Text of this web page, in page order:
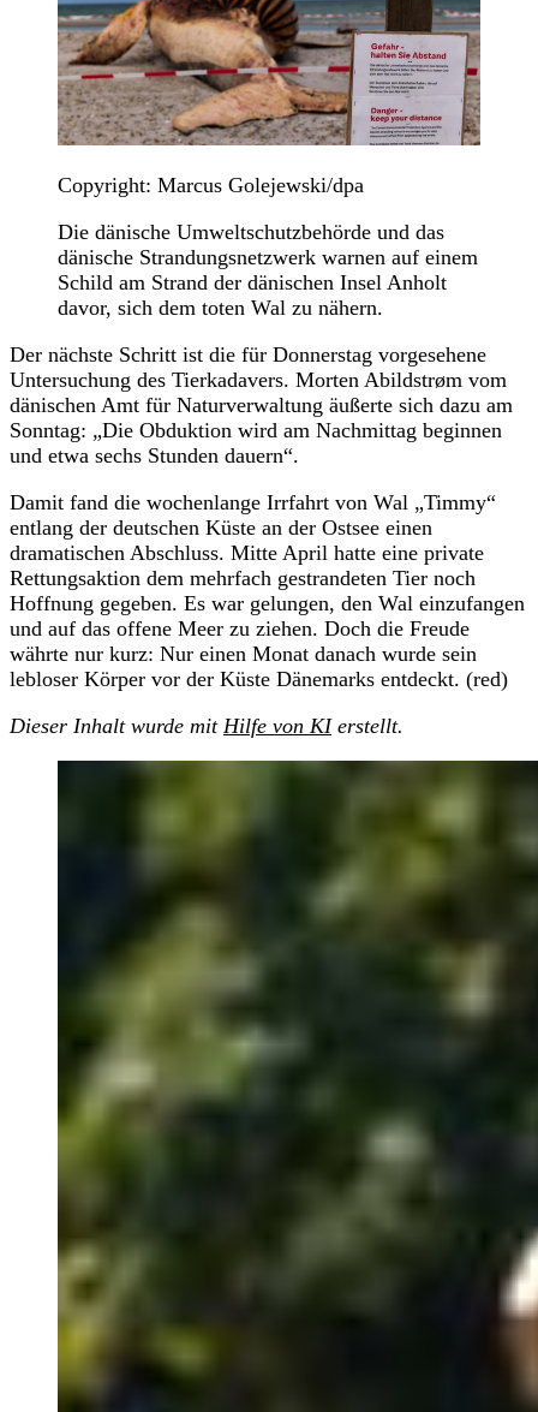
Copyright: Marcus Golejewski/dpa
Die dänische Umweltschutzbehörde und das
dänische Strandungsnetzwerk warnen auf einem
Schild am Strand der dänischen Insel Anholt
davor, sich dem toten Wal zu nähern.
Der nächste Schritt ist die für Donnerstag vorgesehene
Untersuchung des Tierkadavers. Morten Abildstrøm vom
dänischen Amt für Naturverwaltung äußerte sich dazu am
Sonntag: „Die Obduktion wird am Nachmittag beginnen
und etwa sechs Stunden dauern“.
Damit fand die wochenlange Irrfahrt von Wal „Timmy“
entlang der deutschen Küste an der Ostsee einen
dramatischen Abschluss. Mitte April hatte eine private
Rettungsaktion dem mehrfach gestrandeten Tier noch
Hoffnung gegeben. Es war gelungen, den Wal einzufangen
und auf das offene Meer zu ziehen. Doch die Freude
währte nur kurz: Nur einen Monat danach wurde sein
lebloser Körper vor der Küste Dänemarks entdeckt. (red)
Dieser Inhalt wurde mit Hilfe von KIerstellt.